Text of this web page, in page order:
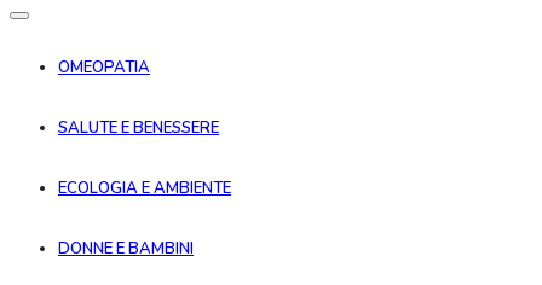
OMEOPATIA
SALUTE E BENESSERE
ECOLOGIA E AMBIENTE
DONNE E BAMBINI